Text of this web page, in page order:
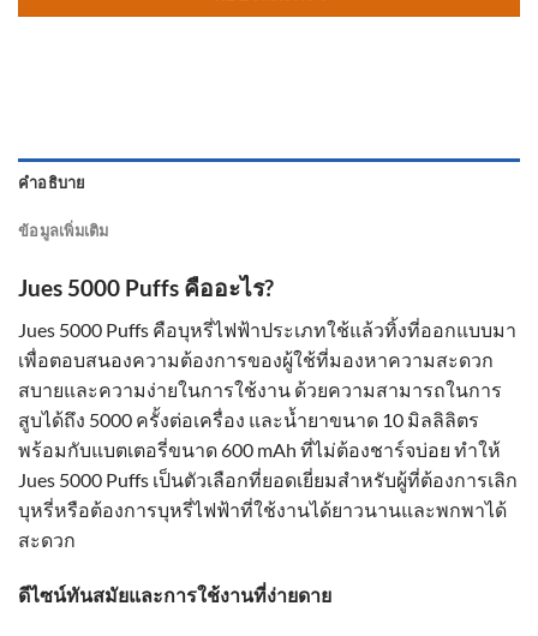
คำอธิบาย
ข้อมูลเพิ่มเติม
Jues 5000 Puffs คืออะไร?
Jues 5000 Puffs คือบุหรี่ไฟฟ้าประเภทใช้แล้วทิ้งที่ออกแบบมา
เพื่อตอบสนองความต้องการของผู้ใช้ที่มองหาความสะดวก
สบายและความง่ายในการใช้งาน ด้วยความสามารถในการ
สูบได้ถึง 5000 ครั้งต่อเครื่อง และน้ำยาขนาด 10 มิลลิลิตร
พร้อมกับแบตเตอรี่ขนาด 600 mAh ที่ไม่ต้องชาร์จบ่อย ทำให้
Jues 5000 Puffs เป็นตัวเลือกที่ยอดเยี่ยมสำหรับผู้ที่ต้องการเลิก
บุหรี่หรือต้องการบุหรี่ไฟฟ้าที่ใช้งานได้ยาวนานและพกพาได้
สะดวก
ดีไซน์ทันสมัยและการใช้งานที่ง่ายดาย